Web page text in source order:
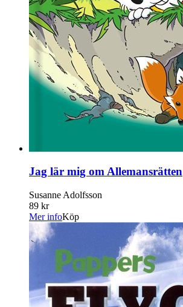
Jag lär mig om Allemansrätten
Susanne Adolfsson
89 kr
Mer infoKöp